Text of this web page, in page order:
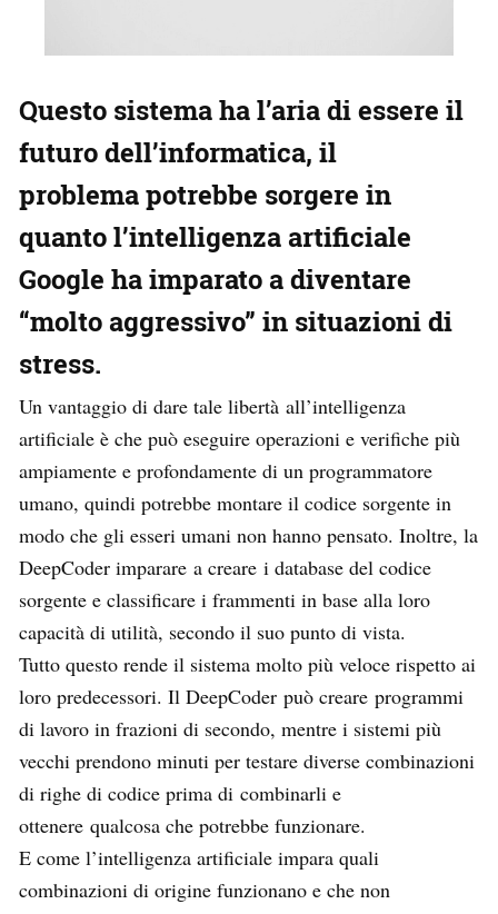
Questo sistema ha l’aria di essere il
futuro dell’informatica, il
problema potrebbe sorgere in
quanto l’intelligenza artificiale
Google ha imparato a diventare
“molto aggressivo” in situazioni di
stress.
Un vantaggio di dare tale libertà all’intelligenza
artificiale è che può eseguire operazioni e verifiche più
ampiamente e profondamente di un programmatore
umano, quindi potrebbe montare il codice sorgente in
modo che gli esseri umani non hanno pensato. Inoltre, la
DeepCoder imparare a creare i database del codice
sorgente e classificare i frammenti in base alla loro
capacità di utilità, secondo il suo punto di vista.
Tutto questo rende il sistema molto più veloce rispetto ai
loro predecessori. Il DeepCoder può creare programmi
di lavoro in frazioni di secondo, mentre i sistemi più
vecchi prendono minuti per testare diverse combinazioni
di righe di codice prima di combinarli e
ottenere qualcosa che potrebbe funzionare.
E come l’intelligenza artificiale impara quali
combinazioni di origine funzionano e che non